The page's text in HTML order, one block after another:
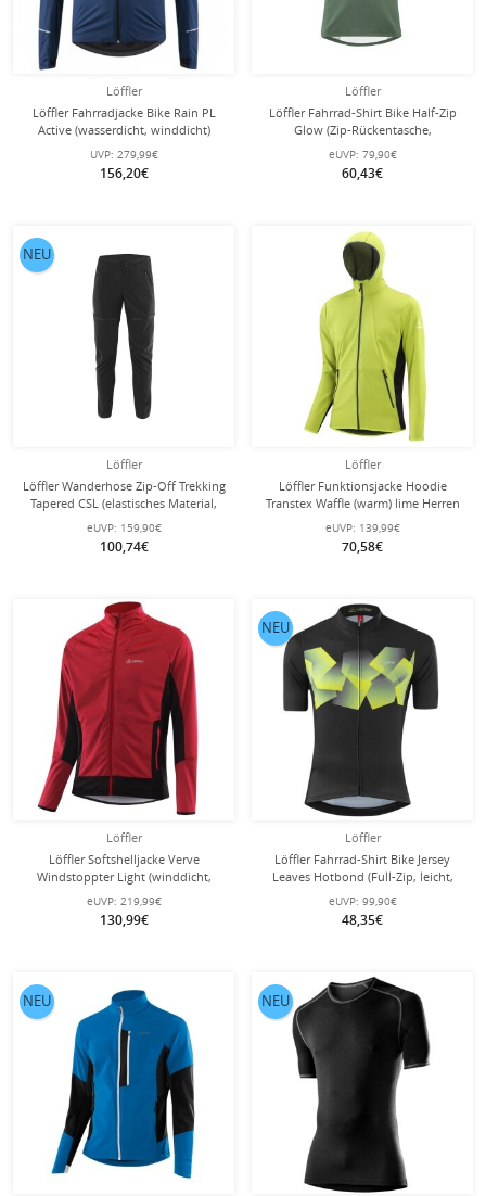
Löffler
Löffler Fahrradjacke Bike Rain PL
Active (wasserdicht, winddicht)
dunkelblau Herren
UVP: 279,99€
156,20€
Löffler
Löffler Fahrrad-Shirt Bike Half-Zip
Glow (Zip-Rückentasche,
schnelltrocknend) pinegrün/schwarz
Herren
eUVP: 79,90€
60,43€
Löffler
Löffler Wanderhose Zip-Off Trekking
Tapered CSL (elastisches Material,
schnelltrocknend) lang schwarz
Herren
eUVP: 159,90€
100,74€
NEU
Löffler
Löffler Funktionsjacke Hoodie
Transtex Waffle (warm) lime Herren
eUVP: 139,99€
70,58€
Löffler
Löffler Softshelljacke Verve
Windstoppter Light (winddicht,
leicht) rot Herren
eUVP: 219,99€
130,99€
Löffler
Löffler Fahrrad-Shirt Bike Jersey
Leaves Hotbond (Full-Zip, leicht,
schnelltrocknend)
dunkelgrau/lemon Herren
eUVP: 99,90€
48,35€
NEU
NEU NEU